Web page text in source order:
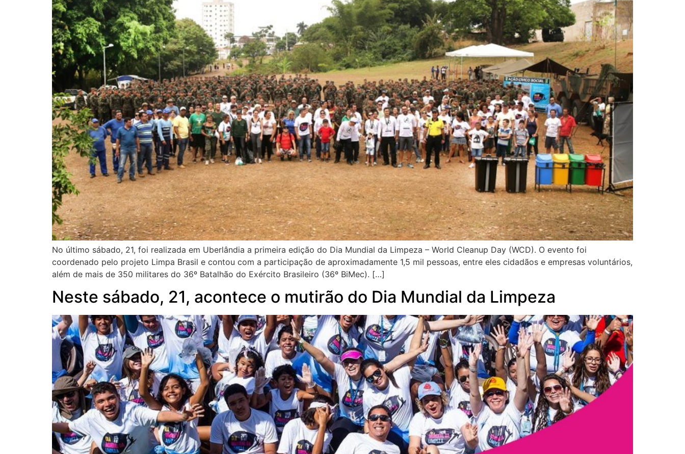
No último sábado, 21, foi realizada em Uberlândia a primeira edição do Dia Mundial da Limpeza – World Cleanup Day (WCD). O evento foi
coordenado pelo projeto Limpa Brasil e contou com a participação de aproximadamente 1,5 mil pessoas, entre eles cidadãos e empresas voluntários,
além de mais de 350 militares do 36º Batalhão do Exército Brasileiro (36º BiMec). […]
Neste sábado, 21, acontece o mutirão do Dia Mundial da Limpeza